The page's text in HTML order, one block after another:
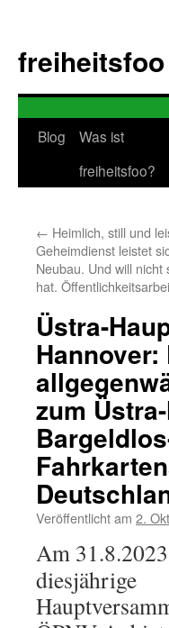
springen
freiheitsfoo
Blog
Was ist
freiheitsfoo?
← Heimlich, still und
Geheimdienst leistet
Neubau. Und will
hat.
Üstra-
zum
Veröffentlicht am 2.
Am
diesjährige